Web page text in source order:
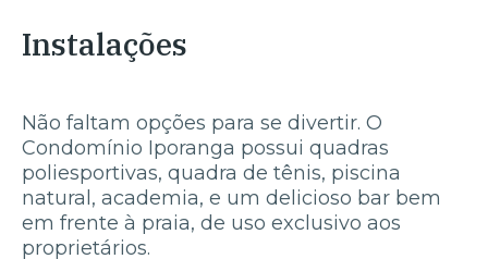
Instalações
Não faltam opções para se divertir. O
Condomínio Iporanga possui quadras
poliesportivas, quadra de tênis, piscina
natural, academia, e um delicioso bar bem
em frente à praia, de uso exclusivo aos
proprietários.